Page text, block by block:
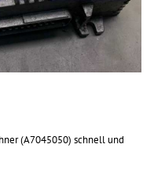
(A7045050) schnell und